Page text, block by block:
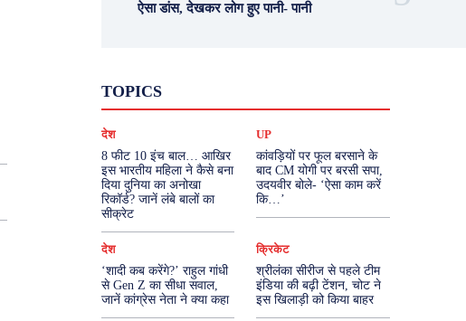
ऐसा डांस, देखकर लोग हुए पानी- पानी
TOPICS
दुनिया
मनोरंजन
राजनीति वास्तु शास्त्र
More
देश
8 फीट 10 इंच बाल… आखिर
इस भारतीय महिला ने कैसे बना
दिया दुनिया का अनोखा
रिकॉर्ड? जानें लंबे बालों का
सीक्रेट
UP
कांवड़ियों पर फूल बरसाने के
बाद CM योगी पर बरसी सपा,
उदयवीर बोले- ‘ऐसा काम करें
कि…’
देश
‘शादी कब करेंगे?’ राहुल गांधी
से Gen Z का सीधा सवाल,
जानें कांग्रेस नेता ने क्या कहा
क्रिकेट
श्रीलंका सीरीज से पहले टीम
इंडिया की बढ़ी टेंशन, चोट ने
इस खिलाड़ी को किया बाहर